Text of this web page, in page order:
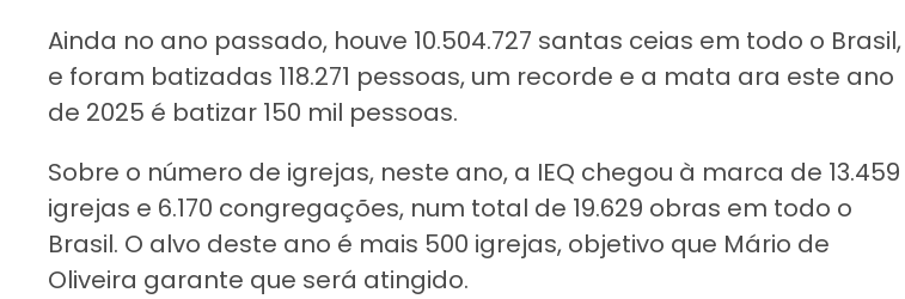
Ainda no ano passado, houve 10.504.727 santas ceias em todo o Brasil,
e foram batizadas 118.271 pessoas, um recorde e a mata ara este ano
de 2025 é batizar 150 mil pessoas.
Sobre o número de igrejas, neste ano, a IEQ chegou à marca de 13.459
igrejas e 6.170 congregações, num total de 19.629 obras em todo o
Brasil. O alvo deste ano é mais 500 igrejas, objetivo que Mário de
Oliveira garante que será atingido.